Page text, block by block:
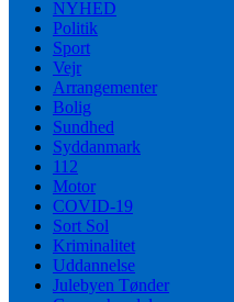
NYHED
Politik
Sport
Vejr
Arrangementer
Bolig
Sundhed
Syddanmark
112
Motor
COVID-19
Sort Sol
Kriminalitet
Uddannelse
Julebyen Tønder